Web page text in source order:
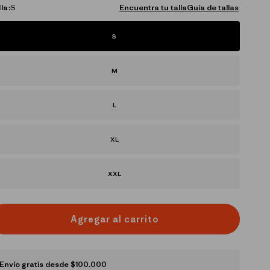
S Encuentra tu tallaGuía de tallas
S
M
L
XL
XXL
Agregar al carrito
gratis desde $100.000